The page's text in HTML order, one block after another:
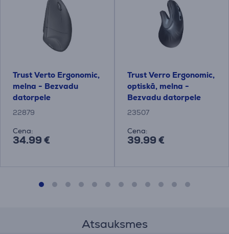
Trust Verto Ergonomic,
melna - Bezvadu
datorpele
22879
Cena:
34.99 €
Trust Verro Ergonomic,
optiskā, melna -
Bezvadu datorpele
23507
Cena:
39.99 €
Atsauksmes